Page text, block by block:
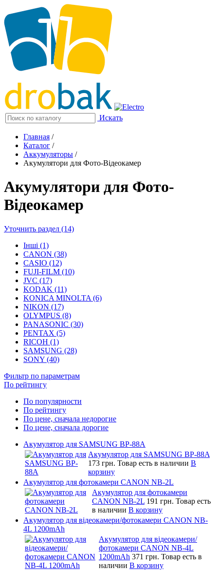
Искать
Главная /
Каталог /
Аккумуляторы /
Акумулятори для Фото-Відеокамер
Акумулятори для Фото-
Відеокамер
Уточнить раздел (14)
Інші (1)
CANON (38)
CASIO (12)
FUJI-FILM (10)
JVC (17)
KODAK (11)
KONICA MINOLTA (6)
NIKON (17)
OLYMPUS (8)
PANASONIC (30)
PENTAX (5)
RICOH (1)
SAMSUNG (28)
SONY (40)
Фильтр по параметрам
По рейтингу
По популярности
По рейтингу
По цене, сначала недорогие
По цене, сначала дорогие
Акумулятор для SAMSUNG BP-88A
Акумулятор для SAMSUNG BP-88A
173 грн. Товар есть в наличии В
корзину
Акумулятор для фотокамери CANON NB-2L
Акумулятор для фотокамери
CANON NB-2L 191 грн. Товар есть
в наличии В корзину
Акумулятор для відеокамери/фотокамери CANON NB-
4L 1200mAh
Акумулятор для відеокамери/
фотокамери CANON NB-4L
1200mAh 371 грн. Товар есть в
наличии В корзину